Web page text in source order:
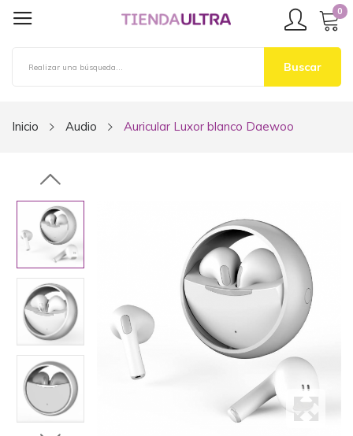
0
Buscar
Inicio Audio Auricular Luxor blanco Daewoo